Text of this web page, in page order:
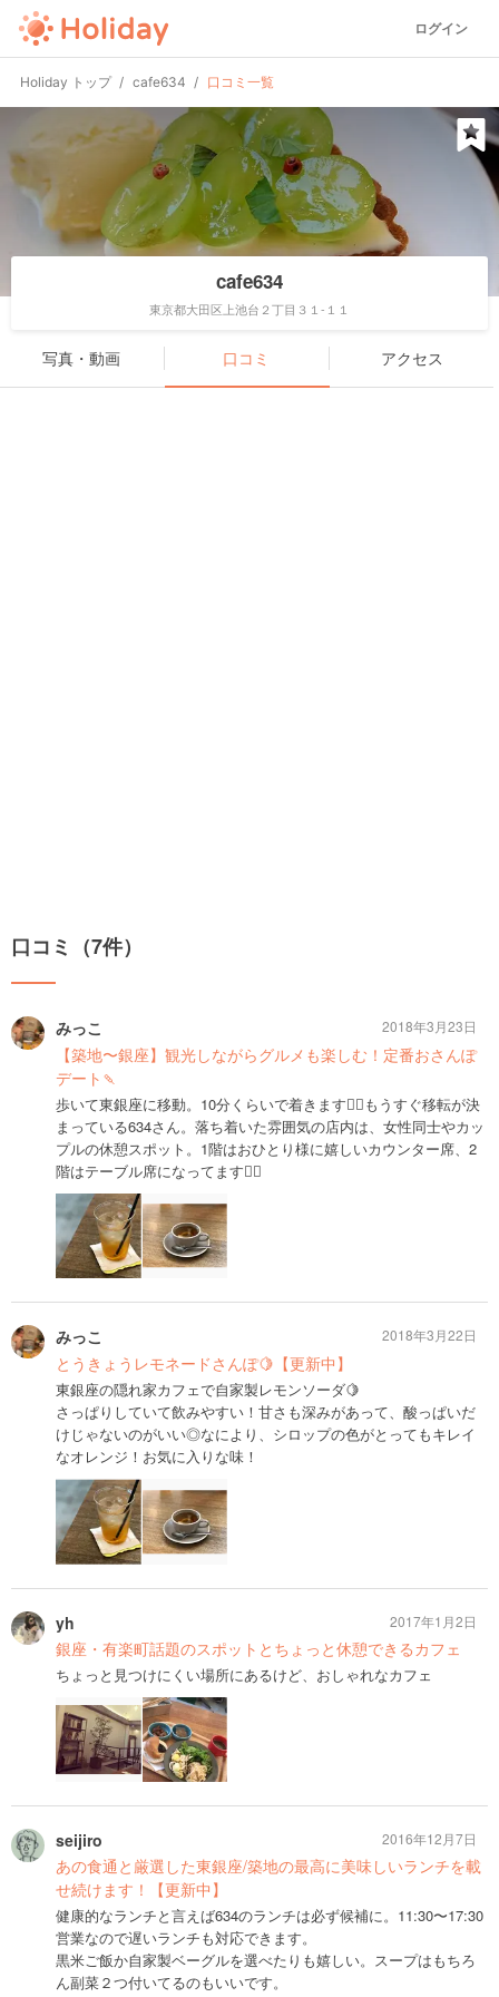
ログイン
Holiday トップ cafe634 口コミ一覧
cafe634
東京都大田区上池台２丁目３１-１１
写真・動画 口コミ アクセス
口コミ（7件）
みっこ
【築地〜銀座】観光しながらグルメも楽しむ！定番おさんぽ
デート🍡
歩いて東銀座に移動。10分くらいで着きます🚶‍♂️もうすぐ移転が決
まっている634さん。落ち着いた雰囲気の店内は、女性同士やカッ
プルの休憩スポット。1階はおひとり様に嬉しいカウンター席、2
階はテーブル席になってます🙋‍♂️
2018年3月23日
みっこ
とうきょうレモネードさんぽ🍋【更新中】
東銀座の隠れ家カフェで自家製レモンソーダ🍋
さっぱりしていて飲みやすい！甘さも深みがあって、酸っぱいだ
けじゃないのがいい◎なにより、シロップの色がとってもキレイ
なオレンジ！お気に入りな味！
2018年3月22日
yh
銀座・有楽町話題のスポットとちょっと休憩できるカフェ
ちょっと見つけにくい場所にあるけど、おしゃれなカフェ
2017年1月2日
seijiro
あの食通と厳選した東銀座/築地の最高に美味しいランチを載
せ続けます！【更新中】
健康的なランチと言えば634のランチは必ず候補に。11:30〜17:30
営業なので遅いランチも対応できます。
黒米ご飯か自家製ベーグルを選べたりも嬉しい。スープはもちろ
ん副菜２つ付いてるのもいいです。
2016年12月7日